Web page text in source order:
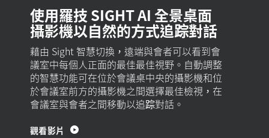
使用羅技 SIGHT AI 全景桌面
攝影機以自然的方式追踪對話
藉由 Sight 智慧切換，遠端與會者可以看到會
議室中每個人正面的最佳最佳視野。自動調整
的智慧功能可在位於會議桌中央的攝影機和位
於會議室前方的攝影機之間選擇最佳檢視，在
會議室與會者之間移動以追踪對話。
觀看影片